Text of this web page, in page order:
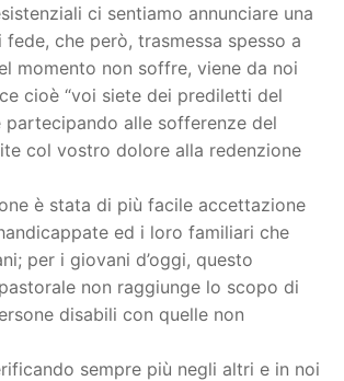
ci sentiamo annunciare una
che però, trasmessa spesso a
momento non soffre, viene da noi
cioè “voi siete dei prediletti del
partecipando alle sofferenze del
col vostro dolore alla redenzione
è stata di più facile accettazione
ed i loro familiari che
per i giovani d’oggi, questo
non raggiunge lo scopo di
disabili con quelle non
sempre più negli altri e in noi